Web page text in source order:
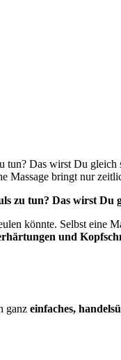
Das wirst Du
Massage bringt nur
zu tun? Das wirst
könnte. Selbst eine
und
ganz einfaches,